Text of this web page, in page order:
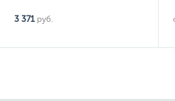
3 371 руб.